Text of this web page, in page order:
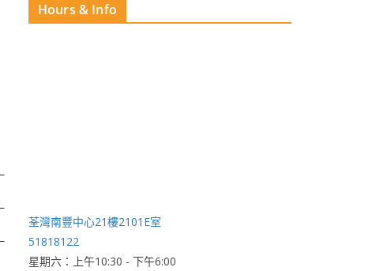
Hours & Info
荃灣南豐中心21樓2101E室
51818122
星期六：上午10:30 - 下午6:00